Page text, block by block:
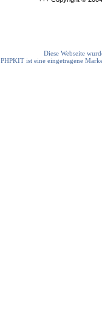
Diese Webseite
PHPKIT ist eine eingetragene